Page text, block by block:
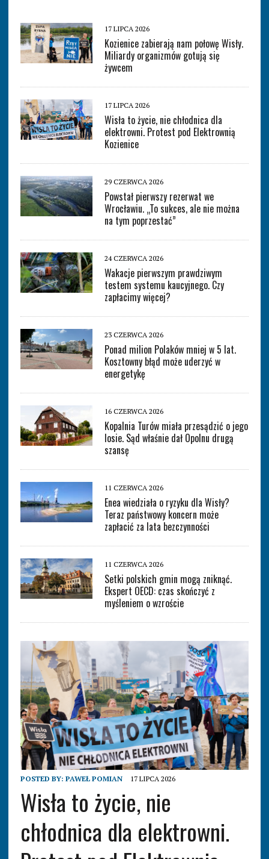
17 LIPCA 2026
Kozienice zabierają nam połowę Wisły.
Miliardy organizmów gotują się
żywcem
17 LIPCA 2026
Wisła to życie, nie chłodnica dla
elektrowni. Protest pod Elektrownią
Kozienice
29 CZERWCA 2026
Powstał pierwszy rezerwat we
Wrocławiu. „To sukces, ale nie można
na tym poprzestać”
24 CZERWCA 2026
Wakacje pierwszym prawdziwym
testem systemu kaucyjnego. Czy
zapłacimy więcej?
23 CZERWCA 2026
Ponad milion Polaków mniej w 5 lat.
Kosztowny błąd może uderzyć w
energetykę
16 CZERWCA 2026
Kopalnia Turów miała przesądzić o jego
losie. Sąd właśnie dał Opolnu drugą
szansę
11 CZERWCA 2026
Enea wiedziała o ryzyku dla Wisły?
Teraz państwowy koncern może
zapłacić za lata bezczynności
11 CZERWCA 2026
Setki polskich gmin mogą zniknąć.
Ekspert OECD: czas skończyć z
myśleniem o wzroście
POSTED BY: PAWEŁ POMIAN 17 LIPCA 2026
Wisła to życie, nie
chłodnica dla elektrowni.